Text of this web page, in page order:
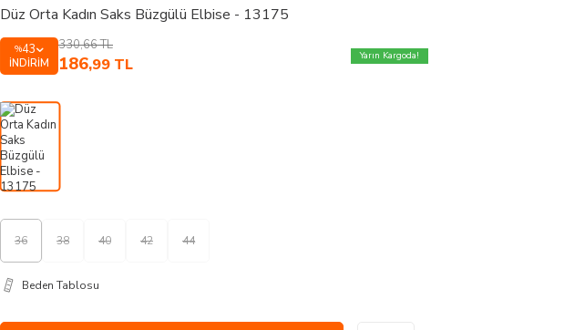
Düz Orta Kadın Saks Büzgülü Elbise - 13175
%43
İNDIRIM
330,66TL
186,99 TL Yarın Kargoda!
36 38 40 42 44
Beden Tablosu